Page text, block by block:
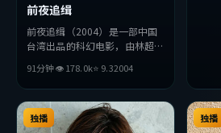
前夜追缉
前夜追缉（2004）是一部中国
台湾出品的科幻电影，由林超贤
秉宪等主演。影片在叙事与视听
上力求突破，探讨人性与抉择，
节奏张弛有度，适合喜欢该类型
的观众完整观看。
91分钟👁178.0k⭐ 9.32004
独播 独播